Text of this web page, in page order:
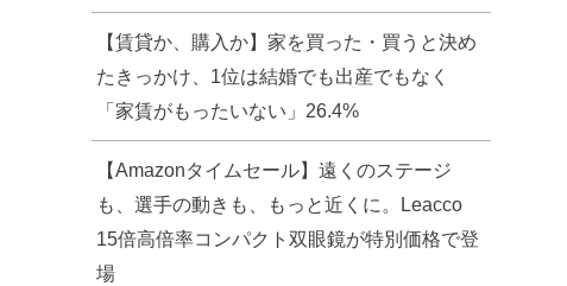
【賃貸か、購入か】家を買った・買うと決め
たきっかけ、1位は結婚でも出産でもなく
「家賃がもったいない」26.4%
【Amazonタイムセール】遠くのステージ
も、選手の動きも、もっと近くに。Leacco
15倍高倍率コンパクト双眼鏡が特別価格で登
場